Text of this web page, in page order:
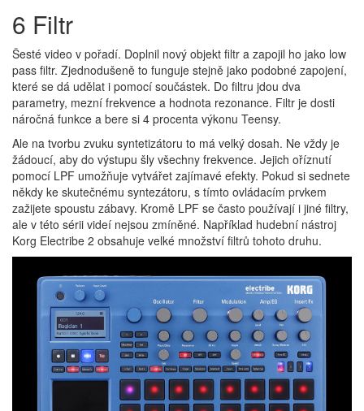
6 Filtr
Šesté video v pořadí. Doplnil nový objekt filtr a zapojil ho jako low
pass filtr. Zjednodušeně to funguje stejně jako podobné zapojení,
které se dá udělat i pomocí součástek. Do filtru jdou dva
parametry, mezní frekvence a hodnota rezonance. Filtr je dosti
náročná funkce a bere si 4 procenta výkonu Teensy.
Ale na tvorbu zvuku syntetizátoru to má velký dosah. Ne vždy je
žádoucí, aby do výstupu šly všechny frekvence. Jejich oříznutí
pomocí LPF umožňuje vytvářet zajímavé efekty. Pokud si sednete
někdy ke skutečnému syntezátoru, s tímto ovládacím prvkem
zažijete spoustu zábavy. Kromě LPF se často používají i jiné filtry,
ale v této sérii videí nejsou zmíněné. Například hudební nástroj
Korg Electribe 2 obsahuje velké množství filtrů tohoto druhu.